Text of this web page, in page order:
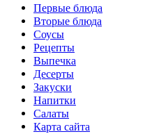
Первые блюда
Вторые блюда
Соусы
Рецепты
Выпечка
Десерты
Закуски
Напитки
Салаты
Карта сайта